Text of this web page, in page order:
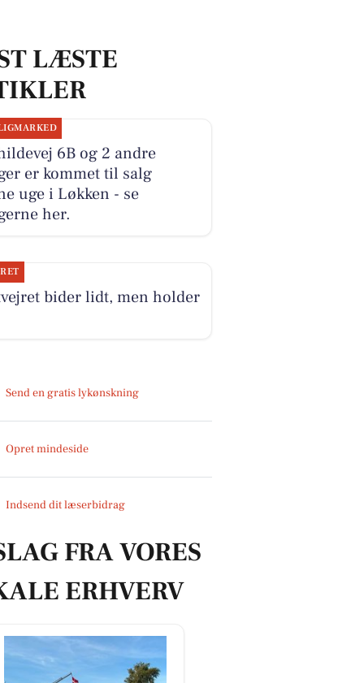
LÆSTE
6B og 2 andre
er kommet til salg
uge i Løkken - se
her.
bider lidt, men holder
Send en gratis lykønskning
Opret mindeside
Indsend dit læserbidrag
FRA VORES
ERHVERV